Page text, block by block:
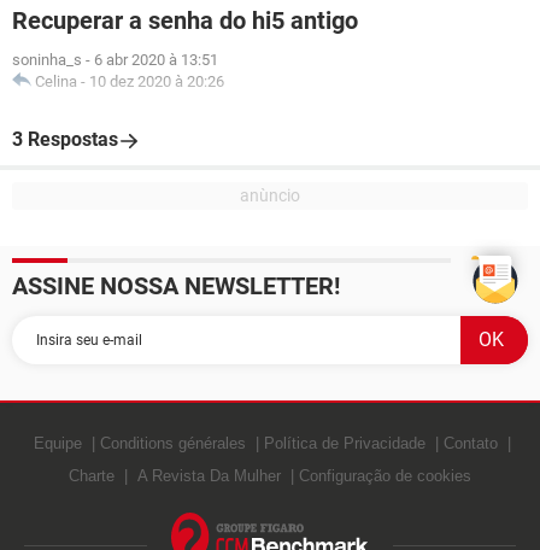
Recuperar a senha do hi5 antigo
soninha_s - 6 abr 2020 à 13:51
Celina - 10 dez 2020 à 20:26
3 Respostas
ASSINE NOSSA NEWSLETTER!
Equipe Conditions générales Política de Privacidade
Contato
Charte
A Revista Da Mulher Configuração de cookies